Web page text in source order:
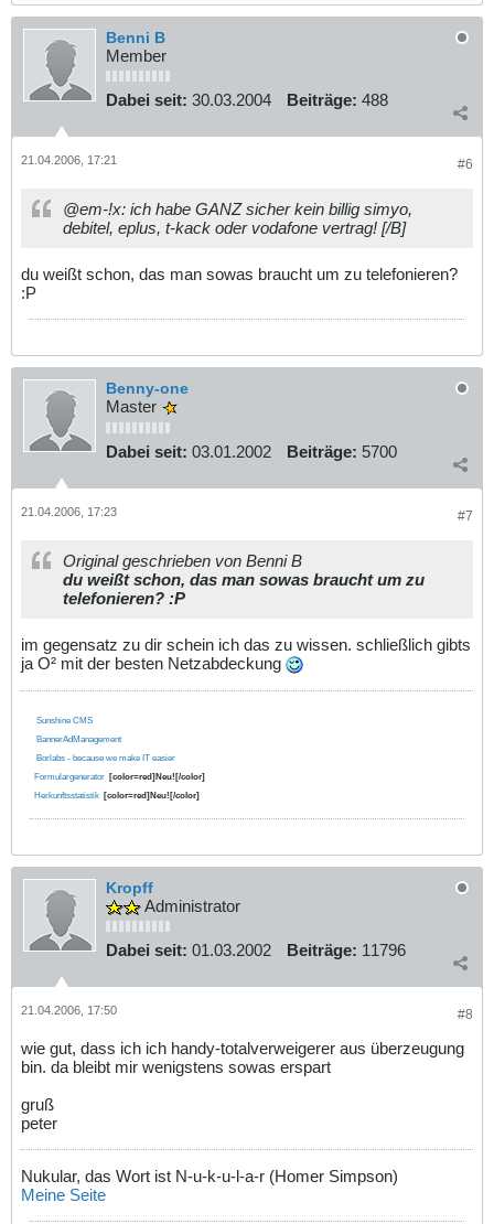
Benni B
Member
Dabei seit: 30.03.2004 Beiträge: 488
#6
21.04.2006, 17:21
@em-!x: ich habe GANZ sicher kein billig simyo,
debitel, eplus, t-kack oder vodafone vertrag! [/B]
du weißt schon, das man sowas braucht um zu telefonieren?
:P
Benny-one
Master
Dabei seit: 03.01.2002 Beiträge: 5700
#7
21.04.2006, 17:23
Original geschrieben von Benni B
du weißt schon, das man sowas braucht um zu
telefonieren? :P
im gegensatz zu dir schein ich das zu wissen. schließlich gibts
ja O² mit der besten Netzabdeckung
Sunshine CMS
BannerAdManagement
Borlabs - because we make IT easier
Formulargenerator [color=red]Neu![/color]
Herkunftsstatistik [color=red]Neu![/color]
Kropff
Administrator
Dabei seit: 01.03.2002 Beiträge: 11796
#8
21.04.2006, 17:50
wie gut, dass ich ich handy-totalverweigerer aus überzeugung
bin. da bleibt mir wenigstens sowas erspart
gruß
peter
Nukular, das Wort ist N-u-k-u-l-a-r (Homer Simpson)
Meine Seite